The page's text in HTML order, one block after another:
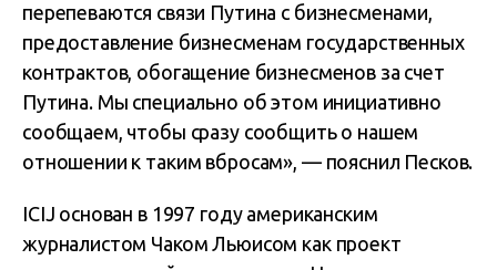
перепеваются связи Путина с бизнесменами,
предоставление бизнесменам государственных
контрактов, обогащение бизнесменов за счет
Путина. Мы специально об этом инициативно
сообщаем, чтобы сразу сообщить о нашем
отношении к таким вбросам», — пояснил Песков.
ICIJ основан в 1997 году американским
журналистом Чаком Льюисом как проект